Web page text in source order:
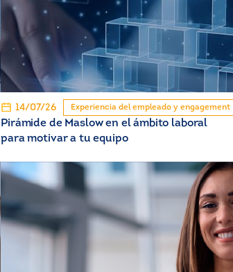
14/07/26 Experiencia del empleado y engagement
Pirámide de Maslow en el ámbito laboral
para motivar a tu equipo